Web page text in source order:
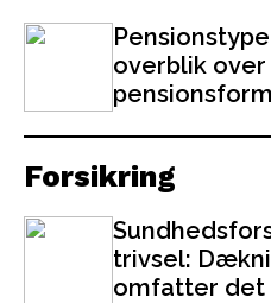
overblik
Forsikring
trivsel:
omfatter det